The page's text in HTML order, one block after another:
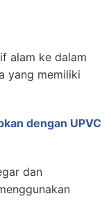
alam ke dalam
yang memiliki
dengan UPVC
dan